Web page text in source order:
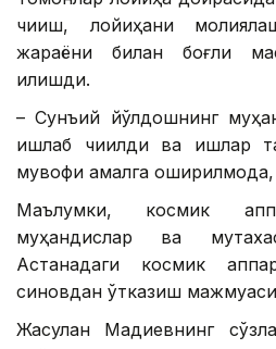
чиқиш, лойиҳани
жараёни билан боғлиқ
қилишди.
– Сунъий йўлдошнинг
ишлаб чиқилди ва ишлар
мувофиқ амалга
Маълумки, космик
муҳандислар ва
Астанадаги космик
синовдан ўтказиш
Жасулан Мадиевнинг